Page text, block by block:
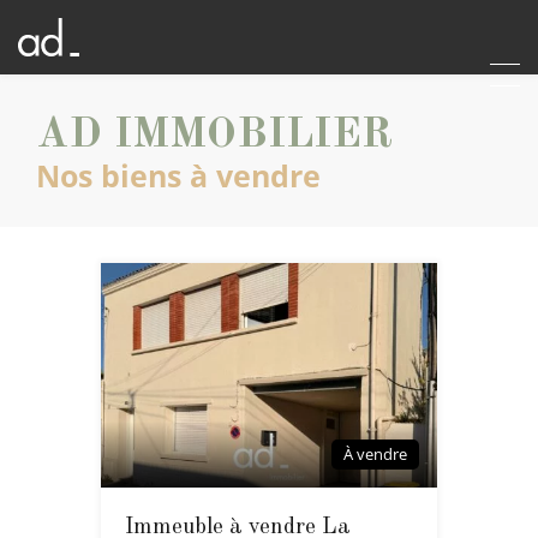
AD IMMOBILIER
Nos biens à vendre
À vendre
Immeuble à vendre La